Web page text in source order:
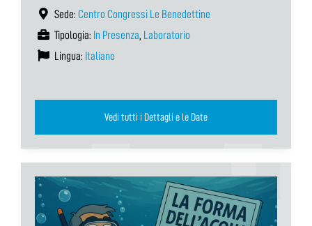
Sede: Centro Congressi Le Benedettine
Tipologia: In Presenza, Laboratorio
Lingua: Italiano
Vedi tutti i Dettagli e le Date